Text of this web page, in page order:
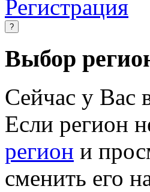
Регистрация
?
Выбор
Сейчас у Вас
Если регион
регион и
сменить его